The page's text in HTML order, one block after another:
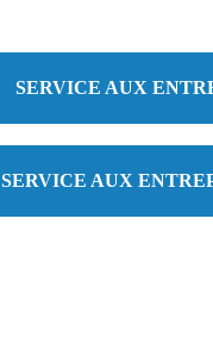
SERVICE AUX
SERVICE AUX